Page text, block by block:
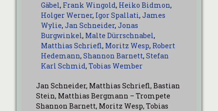
Gäbel, Frank Wingold, Heiko Bidmon,
Holger Werner, Igor Spallati, James
Wylie, Jan Schneider, Jonas
Burgwinkel, Malte Dürrschnabel,
Matthias Schriefl, Moritz Wesp, Robert
Hedemann, Shannon Barnett, Stefan
Karl Schmid, Tobias Wember
Jan Schneider, Matthias Schriefl, Bastian
Stein, Matthias Bergmann – Trompete
Shannon Barnett, Moritz Wesp, Tobias